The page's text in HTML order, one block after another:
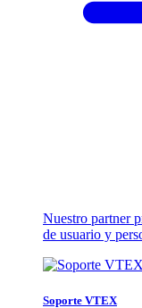
Nuestro partner
de usuario y
Soporte VTEX